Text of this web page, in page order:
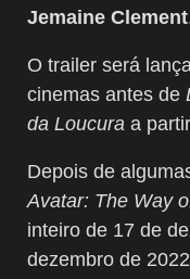
Jemaine Clement
O trailer será
cinemas antes de
da Loucura a
Depois de
Avatar: The Way
inteiro de 17 de
dezembro de